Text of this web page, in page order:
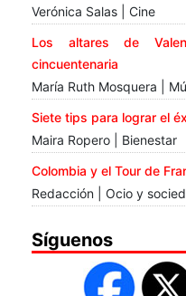
Verónica Salas | Cine
Los altares de
cincuentenaria
María Ruth Mosquera |
Siete tips para lograr el
Maira Ropero | Bienestar
Colombia y el Tour de
Redacción | Ocio y
Síguenos